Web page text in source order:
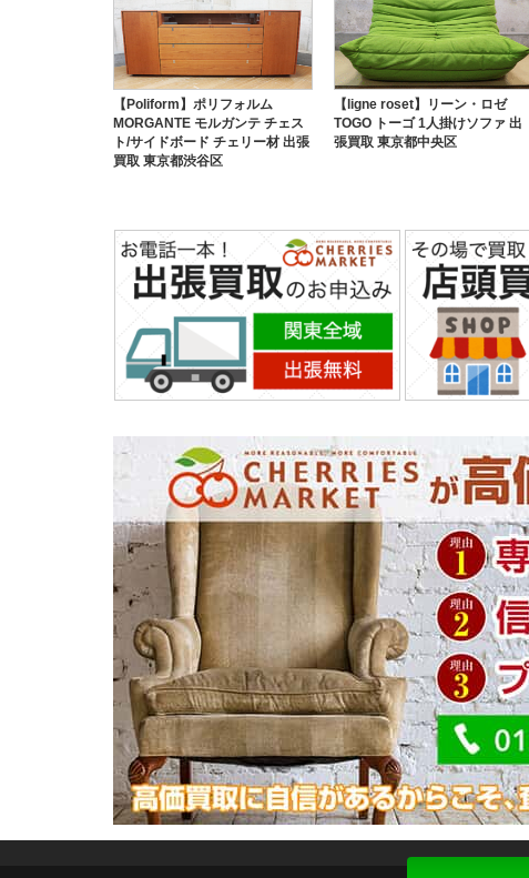
【Poliform】ポリフォルム
MORGANTE モルガンテ チェス
ト/サイドボード チェリー材 出張
買取 東京都渋谷区
【ligne roset】リーン・ロゼ
TOGO トーゴ 1人掛けソファ 出
張買取 東京都中央区